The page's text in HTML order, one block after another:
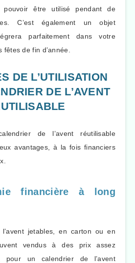
être utilisé pendant de
C’est également un objet
parfaitement dans votre
de fin d’année.
DE L’UTILISATION
DE L’AVENT
de l’avent réutilisable
avantages, à la fois financiers
financière à long
jetables, en carton ou en
vendus à des prix assez
pour un calendrier de l’avent